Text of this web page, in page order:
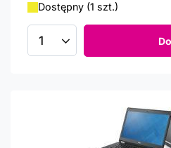
Dostępny (1 szt.)
Ilość produktów